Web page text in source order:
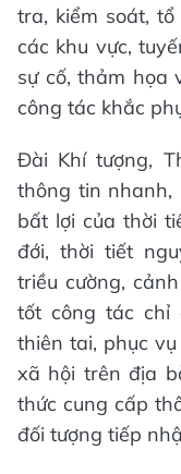
tra, kiểm soát,
các khu vực,
sự cố, thảm họa
công tác khắc
Đài Khí tượng,
thông tin nhanh,
bất lợi của thời
đới, thời tiết
triều cường,
tốt công tác chỉ
thiên tai, phục
xã hội trên địa
thức cung cấp
đối tượng tiếp